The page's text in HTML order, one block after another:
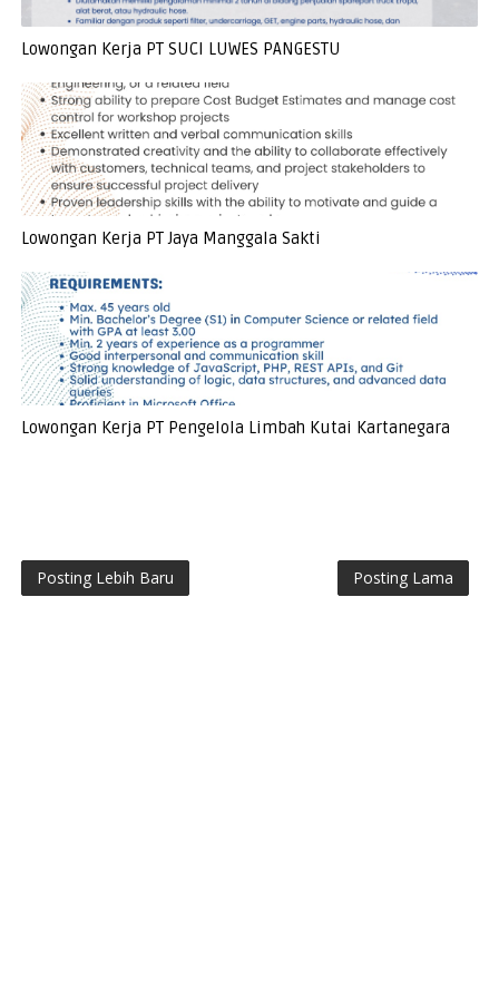
Lowongan Kerja PT SUCI LUWES PANGESTU
Lowongan Kerja PT Jaya Manggala Sakti
Lowongan Kerja PT Pengelola Limbah Kutai Kartanegara
Posting Lebih Baru Posting Lama